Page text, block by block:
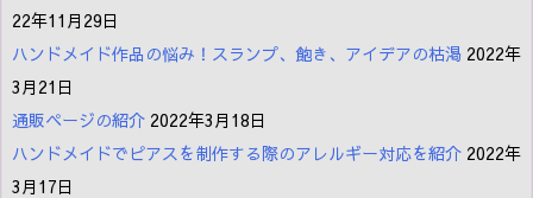
22年11月29日
ハンドメイド作品の悩み！スランプ、飽き、アイデアの枯渇 2022年
3月21日
通販ページの紹介 2022年3月18日
ハンドメイドでピアスを制作する際のアレルギー対応を紹介 2022年
3月17日